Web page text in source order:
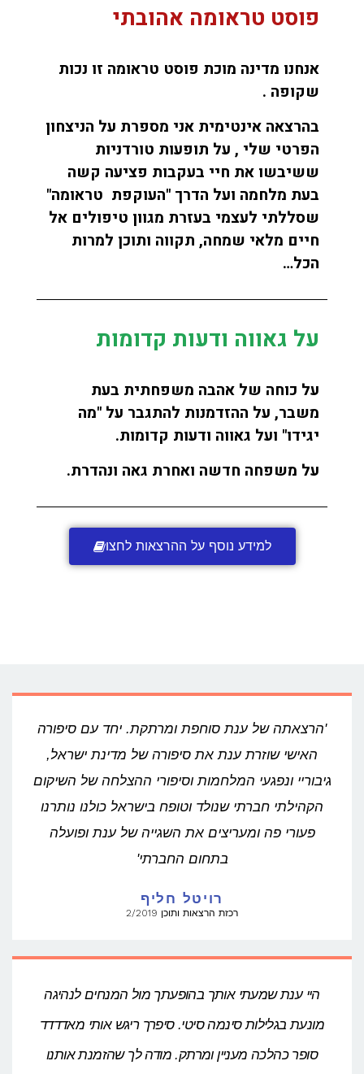
פוסט טראומה אהובתי
אנחנו מדינה מוכת פוסט טראומה זו נכות
שקופה .
בהרצאה אינטימית אני מספרת על הניצחון
הפרטי שלי , על תופעות טורדניות
ששיבשו את חיי בעקבות פציעה קשה
בעת מלחמה ועל הדרך "העוקפת טראומה"
שסללתי לעצמי בעזרת מגוון טיפולים אל
חיים מלאי שמחה, תקווה ותוכן למרות
הכל…
על גאווה ודעות קדומות
על כוחה של אהבה משפחתית בעת
משבר, על ההזדמנות להתגבר על "מה
יגידו" ועל גאווה ודעות קדומות.
על משפחה חדשה ואחרת גאה ונהדרת.
למידע נוסף על ההרצאות לחצו
'הרצאתה של ענת סוחפת ומרתקת. יחד עם סיפורה
האישי שוזרת ענת את סיפורה של מדינת ישראל,
גיבוריי ונפגעי המלחמות וסיפורי ההצלחה של השיקום
הקהילתי חברתי שנולד וטופח בישראל כולנו נותרנו
פעורי פה ומעריצים את השגייה של ענת ופועלה
בתחום החברתי'
רויטל חליף
רכזת הרצאות ותוכן 2/2019
היי ענת שמעתי אותך בהופעתך מול המנחים לנהיגה
מונעת בגלילות סינמה סיטי. סיפרך ריגש אותי מאדדדד
סופר כהלכה מעניין ומרתק. מודה לך שהזמנת אותנו